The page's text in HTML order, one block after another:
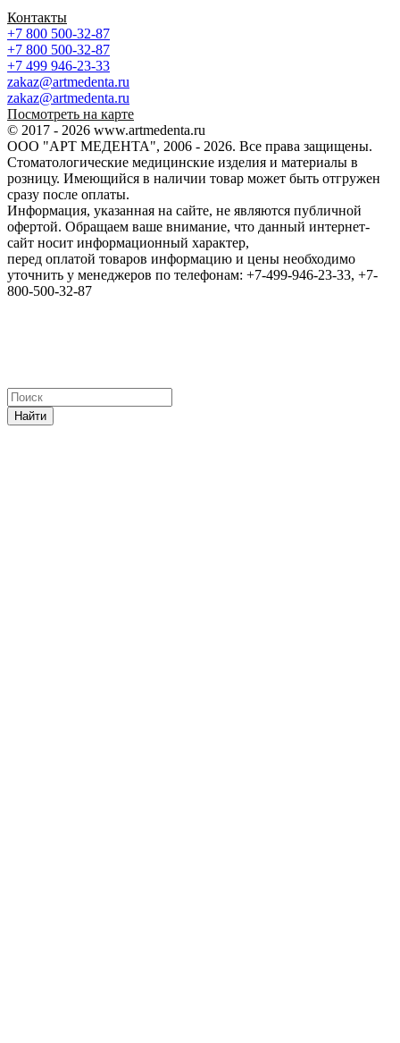
Контакты
+7 800 500-32-87
+7 800 500-32-87
+7 499 946-23-33
zakaz@artmedenta.ru
zakaz@artmedenta.ru
Посмотреть на карте
© 2017 - 2026 www.artmedenta.ru
ООО "АРТ МЕДЕНТА", 2006 - 2026. Все права защищены.
Стоматологические медицинские изделия и материалы в
розницу. Имеющийся в наличии товар может быть отгружен
сразу после оплаты.
Информация, указанная на сайте, не являются публичной
офертой. Обращаем ваше внимание, что данный интернет-
сайт носит информационный характер,
перед оплатой товаров информацию и цены необходимо
уточнить у менеджеров по телефонам: +7-499-946-23-33, +7-
800-500-32-87
Найти